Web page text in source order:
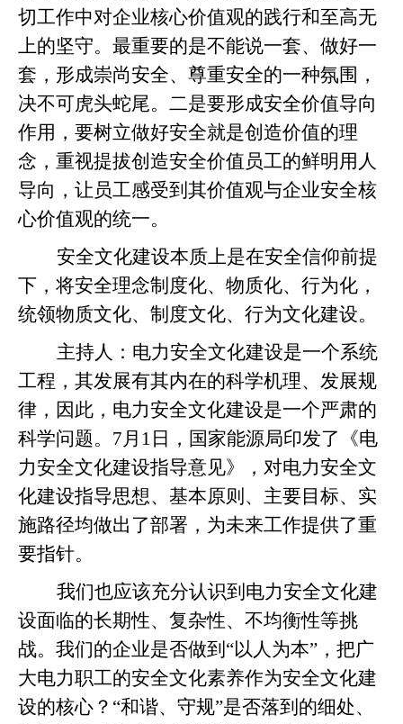
切工作中对企业核心价值观的践行和至高无
上的坚守。最重要的是不能说一套、做好一
套，形成崇尚安全、尊重安全的一种氛围，
决不可虎头蛇尾。二是要形成安全价值导向
作用，要树立做好安全就是创造价值的理
念，重视提拔创造安全价值员工的鲜明用人
导向，让员工感受到其价值观与企业安全核
心价值观的统一。
安全文化建设本质上是在安全信仰前提
下，将安全理念制度化、物质化、行为化，
统领物质文化、制度文化、行为文化建设。
主持人：电力安全文化建设是一个系统
工程，其发展有其内在的科学机理、发展规
律，因此，电力安全文化建设是一个严肃的
科学问题。7月1日，国家能源局印发了《电
力安全文化建设指导意见》，对电力安全文
化建设指导思想、基本原则、主要目标、实
施路径均做出了部署，为未来工作提供了重
要指针。
我们也应该充分认识到电力安全文化建
设面临的长期性、复杂性、不均衡性等挑
战。我们的企业是否做到“以人为本”，把广
大电力职工的安全文化素养作为安全文化建
设的核心？“和谐、守规”是否落到的细处、